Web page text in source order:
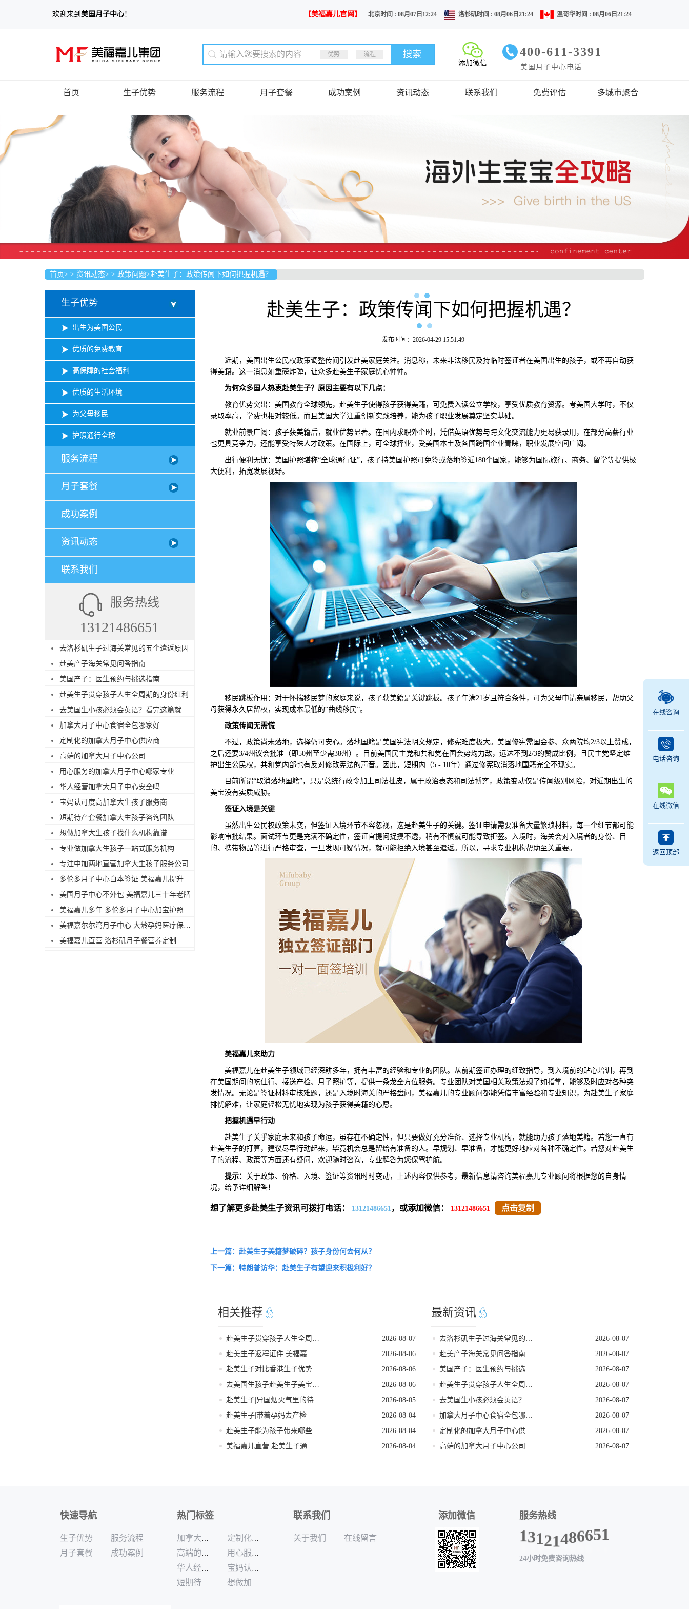
欢迎来到 美国月子中心！ 【美福嘉儿官网】 北京时间 : 08月07日12:24 洛杉矶时间 : 08月06日21:24 温哥华时间 : 08月06日21:24
优势 流程
添加微信
400-611-3391
美国月子中心电话
首页 生子优势 服务流程 月子套餐 成功案例 资讯动态 联系我们 免费评估 多城市聚合
首页> > 资讯动态> > 政策问题>赴美生子：政策传闻下如何把握机遇？
生子优势
出生为美国公民
优质的免费教育
高保障的社会福利
优质的生活环境
为父母移民
护照通行全球
服务流程
月子套餐
成功案例
资讯动态
联系我们
服务热线
13121486651
去洛杉矶生子过海关常见的五个遣返原因
赴美产子海关常见问答指南
美国产子：医生预约与挑选指南
赴美生子贯穿孩子人生全周期的身份红利
去美国生小孩必须会英语？看完这篇就不焦虑了
加拿大月子中心食宿全包哪家好
定制化的加拿大月子中心供应商
高端的加拿大月子中心公司
用心服务的加拿大月子中心哪家专业
华人经营加拿大月子中心安全吗
宝妈认可度高加拿大生孩子服务商
短期待产套餐加拿大生孩子咨询团队
想做加拿大生孩子找什么机构靠谱
专业做加拿大生孩子一站式服务机构
专注中加两地直营加拿大生孩子服务公司
多伦多月子中心白本签证 美福嘉儿提升过签
美国月子中心不外包 美福嘉儿三十年老牌
美福嘉儿多年 多伦多月子中心加宝护照续签
美福嘉尔尔湾月子中心 大龄孕妈医疗保障足
美福嘉儿直营 洛杉矶月子餐营养定制
赴美生子：政策传闻下如何把握机遇？
发布时间：2026-04-29 15:51:49
近期，美国出生公民权政策调整传闻引发赴美家庭关注。消息称，未来非法移民及持临时签证者在美国出生的孩子，或不再自动获
得美籍。这一消息如重磅炸弹，让众多赴美生子家庭忧心忡忡。
为何众多国人热衷赴美生子？原因主要有以下几点：
教育优势突出：美国教育全球领先，赴美生子使得孩子获得美籍，可免费入读公立学校，享受优质教育资源。考美国大学时，不仅
录取率高，学费也相对较低。而且美国大学注重创新实践培养，能为孩子职业发展奠定坚实基础。
就业前景广阔：孩子获美籍后，就业优势显著。在国内求职外企时，凭借英语优势与跨文化交流能力更易获录用，在部分高薪行业
也更具竞争力，还能享受特殊人才政策。在国际上，可全球择业，受美国本土及各国跨国企业青睐，职业发展空间广阔。
出行便利无忧：美国护照堪称“全球通行证”，孩子持美国护照可免签或落地签近180个国家，能够为国际旅行、商务、留学等提供极
大便利，拓宽发展视野。
移民跳板作用：对于怀揣移民梦的家庭来说，孩子获美籍是关键跳板。孩子年满21岁且符合条件，可为父母申请亲属移民，帮助父
母获得永久居留权，实现成本最低的“曲线移民”。
政策传闻无需慌
不过，政策尚未落地，选择仍可安心。落地国籍是美国宪法明文规定，修宪难度极大。美国修宪需国会参、众两院均2/3以上赞成，
之后还要3/4州议会批准（即50州至少需38州）。目前美国民主党和共和党在国会势均力敌，远达不到2/3的赞成比例，且民主党坚定维
护出生公民权，共和党内部也有反对修改宪法的声音。因此，短期内（5 - 10年）通过修宪取消落地国籍完全不现实。
目前所谓“取消落地国籍”，只是总统行政令加上司法扯皮，属于政治表态和司法博弈，政策变动仅是传闻级别风险，对近期出生的
美宝没有实质威胁。
签证入境是关键
虽然出生公民权政策未变，但签证入境环节不容忽视，这是赴美生子的关键。签证申请需要准备大量繁琐材料，每一个细节都可能
影响审批结果。面试环节更是充满不确定性，签证官提问捉摸不透，稍有不慎就可能导致拒签。入境时，海关会对入境者的身份、目
的、携带物品等进行严格审查，一旦发现可疑情况，就可能拒绝入境甚至遣返。所以，寻求专业机构帮助至关重要。
美福嘉儿来助力
美福嘉儿在赴美生子领域已经深耕多年，拥有丰富的经验和专业的团队。从前期签证办理的细致指导，到入境前的贴心培训，再到
在美国期间的吃住行、接送产检、月子照护等，提供一条龙全方位服务。专业团队对美国相关政策法规了如指掌，能够及时应对各种突
发情况。无论是签证材料审核难题，还是入境时海关的严格盘问，美福嘉儿的专业顾问都能凭借丰富经验和专业知识，为赴美生子家庭
排忧解难，让家庭轻松无忧地实现为孩子获得美籍的心愿。
把握机遇早行动
赴美生子关乎家庭未来和孩子命运，虽存在不确定性，但只要做好充分准备、选择专业机构，就能助力孩子落地美籍。若您一直有
赴美生子的打算，建议尽早行动起来，毕竟机会总是留给有准备的人。早规划、早准备，才能更好地应对各种不确定性。若您对赴美生
子的流程、政策等方面还有疑问，欢迎随时咨询，专业解答为您保驾护航。
提示： 关于政策、价格、入境、签证等资讯时时变动，上述内容仅供参考，最新信息请咨询美福嘉儿专业顾问将根据您的自身情
况，给予详细解答！
想了解更多赴美生子资讯可拨打电话： 13121486651，或添加微信： 13121486651 点击复制
上一篇：赴美生子美籍梦破碎？孩子身份何去何从？
下一篇：特朗普访华：赴美生子有望迎来积极利好？
相关推荐
赴美生子贯穿孩子人生全周期的身份红利
2026-08-07
赴美生子返程证件 美福嘉儿直营核对清单
2026-08-06
赴美生子对比香港生子优势差距全面分析
2026-08-06
去美国生孩子赴美生子美宝回国落户流程
2026-08-06
赴美生子|异国烟火气里的待产餐
2026-08-05
赴美生子|带着孕妈去产检
2026-08-04
赴美生子能为孩子带来哪些好处
2026-08-04
美福嘉儿直营 赴美生子通关模拟问答
2026-08-04
最新资讯
去洛杉矶生子过海关常见的五个遣返原因
2026-08-07
赴美产子海关常见问答指南
2026-08-07
美国产子：医生预约与挑选指南
2026-08-07
赴美生子贯穿孩子人生全周期的身份红利
2026-08-07
去美国生小孩必须会英语？看完这篇就不焦虑了
2026-08-07
加拿大月子中心食宿全包哪家好
2026-08-07
定制化的加拿大月子中心供应商
2026-08-07
高端的加拿大月子中心公司
2026-08-07
快速导航
生子优势
服务流程
月子套餐
成功案例
热门标签
加拿大月子中心食宿全包哪家好
定制化的加拿大月子中心供应商
高端的加拿大月子中心公司
用心服务的加拿大月子中心哪家专业
华人经营加拿大月子中心安全吗
宝妈认可度高加拿大生孩子服务商
短期待产套餐加拿大生孩子咨询团队
想做加拿大生孩子找什么机构靠谱
联系我们
关于我们 在线留言
添加微信 服务热线
13121 486651
24小时免费咨询热线
在线咨询
电话咨询
在线微信
返回顶部